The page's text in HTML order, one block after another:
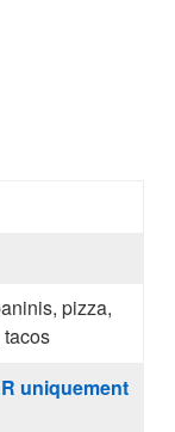
pizza,
uniquement